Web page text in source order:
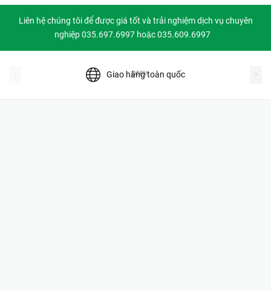
Liên hệ chúng tôi để được giá tốt và trải nghiệm dịch vụ chuyên
nghiệp 035.697.6997 hoặc 035.609.6997
Giao hàng toàn quốc
prev